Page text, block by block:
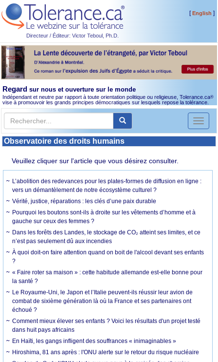
Directeur / Éditeur: Victor Teboul, Ph.D.
[English ]
Regard sur nous et ouverture sur le monde
Indépendant et neutre par rapport à toute orientation politique ou religieuse, Tolerance.ca®
vise à promouvoir les grands principes démocratiques sur lesquels repose la tolérance.
Toggle
Observatoire des droits humains
Veuillez cliquer sur l'article que vous désirez consulter.
L’abolition des redevances pour les plates-formes de diffusion en ligne :
vers un démantèlement de notre écosystème culturel ?
Vérité, justice, réparations : les clés d’une paix durable
Pourquoi les boutons sont-ils à droite sur les vêtements d’homme et à
gauche sur ceux des femmes ?
Dans les forêts des Landes, le stockage de CO₂ atteint ses limites, et ce
n’est pas seulement dû aux incendies
À quoi doit-on faire attention quand on boit de l'alcool devant ses enfants
?
« Faire roter sa maison » : cette habitude allemande est-elle bonne pour
la santé ?
Le Royaume-Uni, le Japon et l’Italie peuvent-ils réussir leur avion de
combat de sixième génération là où la France et ses partenaires ont
échoué ?
Comment mieux élever ses enfants ? Voici les résultats d'un projet testé
dans huit pays africains
En Haïti, les gangs infligent des souffrances « inimaginables »
Hiroshima, 81 ans après : l'ONU alerte sur le retour du risque nucléaire